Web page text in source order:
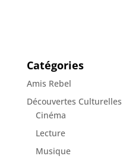
Catégories
Amis Rebel
Découvertes Culturelles
Cinéma
Lecture
Musique